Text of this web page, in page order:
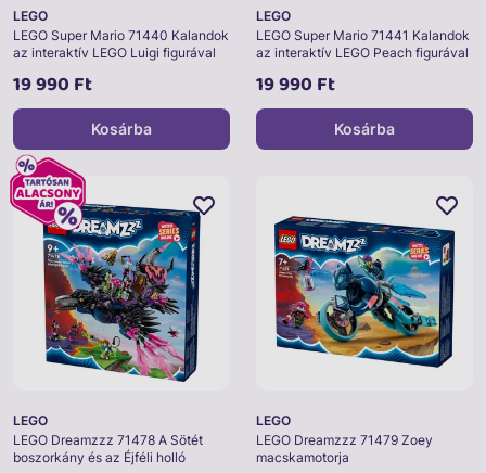
LEGO
LEGO Super Mario 71440 Kalandok
az interaktív LEGO Luigi figurával
19 990 Ft
Kosárba
LEGO
LEGO Super Mario 71441 Kalandok
az interaktív LEGO Peach figurával
19 990 Ft
Kosárba
LEGO
LEGO Dreamzzz 71478 A Sötét
boszorkány és az Éjféli holló
LEGO
LEGO Dreamzzz 71479 Zoey
macskamotorja